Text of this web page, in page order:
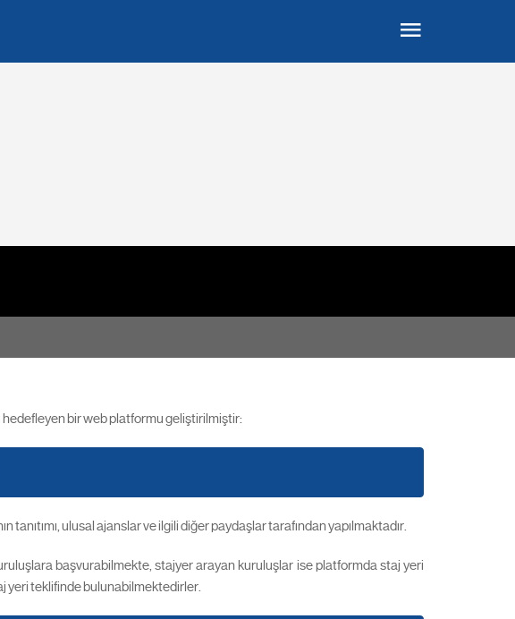
hedefleyen bir web platformu geliştirilmiştir:
ulusal ajanslar ve ilgili diğer paydaşlar tarafından yapılmaktadır.
başvurabilmekte, stajyer arayan kuruluşlar ise platformda staj yeri
yeri teklifinde bulunabilmektedirler.